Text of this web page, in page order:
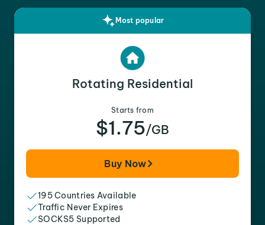
Most popular
Rotating Residential
Starts from
$1.75/GB
Buy Now
195 Countries Available
Traffic Never Expires
SOCKS5 Supported